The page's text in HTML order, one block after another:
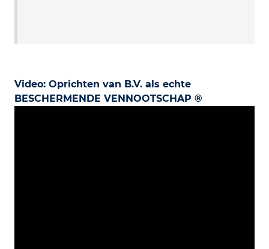
Video: Oprichten van B.V. als echte
BESCHERMENDE VENNOOTSCHAP ®